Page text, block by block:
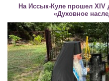
На Иссык-Куле прошел XIV
«Духовное